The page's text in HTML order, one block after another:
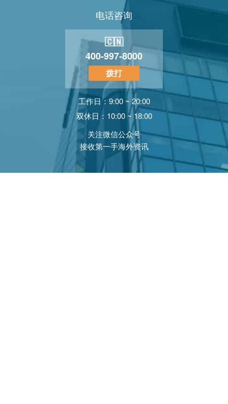
电话咨询
🇨🇳
400-997-8000
拨打
工作日：9:00 ~ 20:00
双休日：10:00 ~ 18:00
关注微信公众号
接收第一手海外资讯